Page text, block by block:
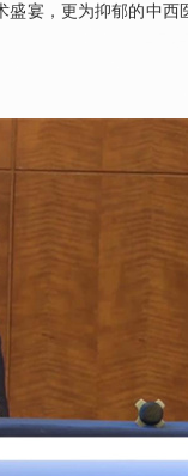
宴，更为抑郁的中西